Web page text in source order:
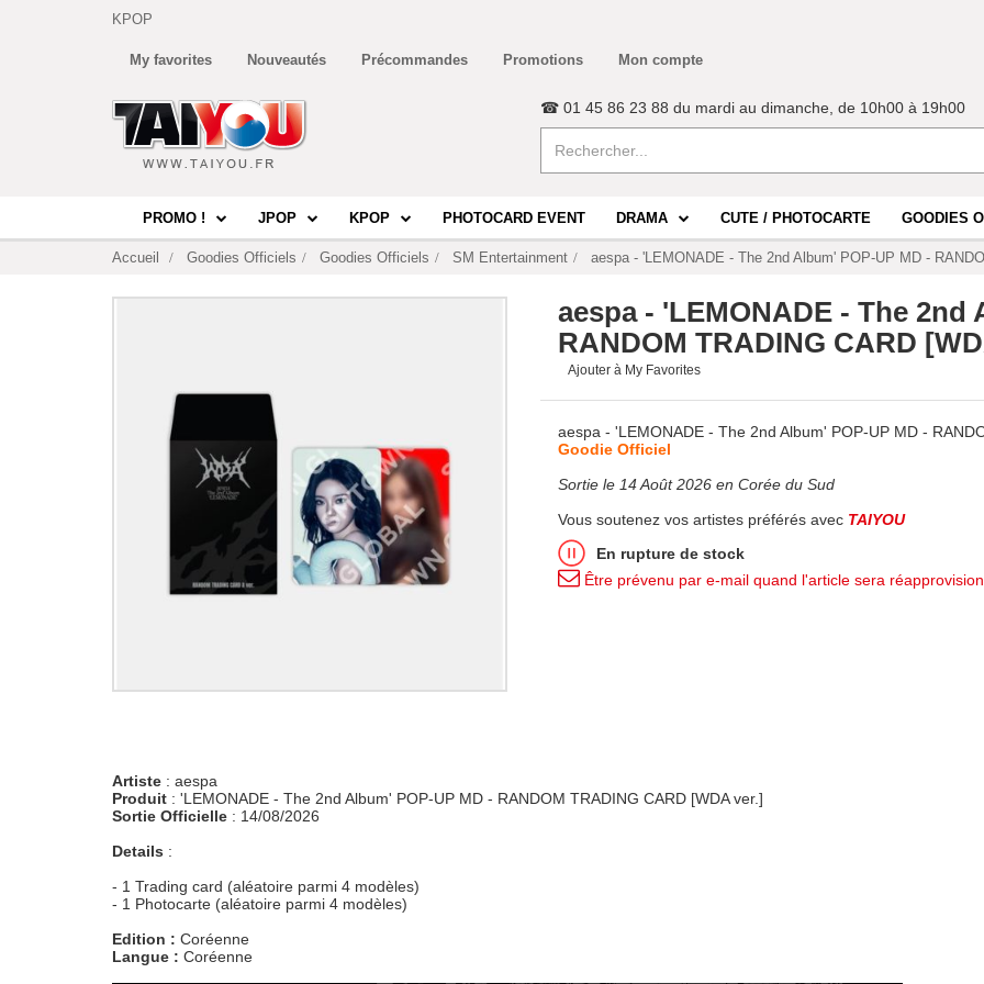
KPOP
My favorites Nouveautés Précommandes Promotions Mon compte
☎ 01 45 86 23 88 du mardi au dimanche, de 10h00 à 19h00
PROMO ! JPOP KPOP PHOTOCARD EVENT DRAMA CUTE / PHOTOCARTE GOODIES
Accueil Goodies Officiels Goodies Officiels SM Entertainment aespa - 'LEMONADE - The 2nd Album' POP-UP MD -
aespa - 'LEMONADE - The 2nd
RANDOM TRADING CARD
Ajouter à My Favorites
aespa - 'LEMONADE - The 2nd Album' POP-UP MD -
Goodie Officiel
Sortie le 14 Août 2026 en Corée du Sud
Vous soutenez vos artistes préférés avec TAIYOU
En rupture de stock
Être prévenu par e-mail quand l'article sera
Artiste : aespa
Produit : 'LEMONADE - The 2nd Album' POP-UP MD - RANDOM TRADING CARD [WDA ver.]
Sortie Officielle : 14/08/2026
Details :
- 1 Trading card (aléatoire parmi 4 modèles)
- 1 Photocarte (aléatoire parmi 4 modèles)
Edition : Coréenne
Langue : Coréenne